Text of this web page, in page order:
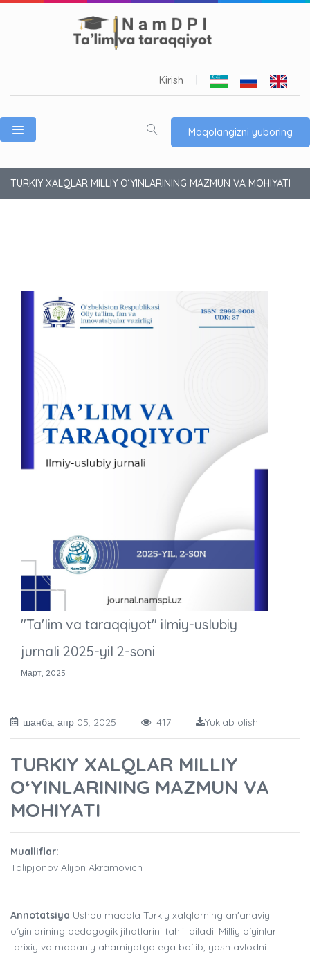
Kirish
Maqolangizni yuboring
TURKIY XALQLAR MILLIY O‘YINLARINING MAZMUN VA MOHIYATI
"Ta'lim va taraqqiyot" ilmiy-uslubiy
jurnali 2025-yil 2-soni
Март, 2025
шанба, апр 05, 2025 417 Yuklab olish
TURKIY XALQLAR MILLIY
O‘YINLARINING MAZMUN VA
MOHIYATI
Mualliflar:
Talipjonov Alijon Akramovich
Annotatsiya Ushbu maqola Turkiy xalqlarning an'anaviy
o‘yinlarining pedagogik jihatlarini tahlil qiladi. Milliy o‘yinlar
tarixiy va madaniy ahamiyatga ega bo‘lib, yosh avlodni